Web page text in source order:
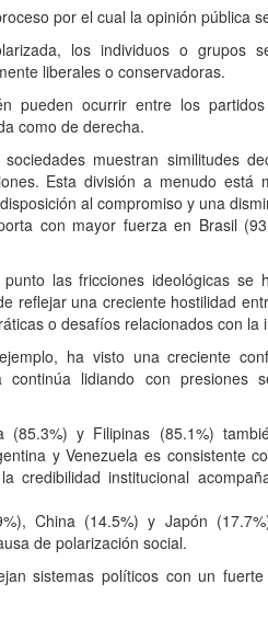
por el cual la opinión pública
los individuos o grupos
liberales o conservadoras.
pueden ocurrir entre los
como de derecha.
muestran similitudes
Esta división a menudo está
al compromiso y una
con mayor fuerza en Brasil
las fricciones ideológicas se
reflejar una creciente hostilidad
o desafíos relacionados con la
ha visto una creciente
lidiando con presiones
(85.3%) y Filipinas (85.1%)
y Venezuela es consistente
credibilidad institucional
China (14.5%) y Japón
de polarización social.
sistemas políticos con un